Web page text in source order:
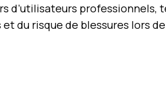
d’utilisateurs professionnels,
du risque de blessures lors